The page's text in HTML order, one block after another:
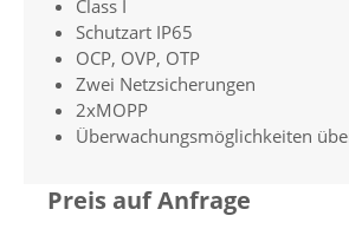
Class I
Schutzart IP65
OCP, OVP, OTP
Zwei Netzsicherungen
2xMOPP
Überwachungsmöglichkeiten
Preis auf Anfrage